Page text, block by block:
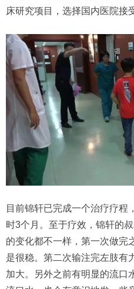
床研究项目，选择国内医院接
目前锦轩已完成一个治疗疗程
时3个月。至于疗效，锦轩的
的变化都不一样，第一次做完
是很稳。第二次输注完左肢有
加大。另外之前有明显的流口